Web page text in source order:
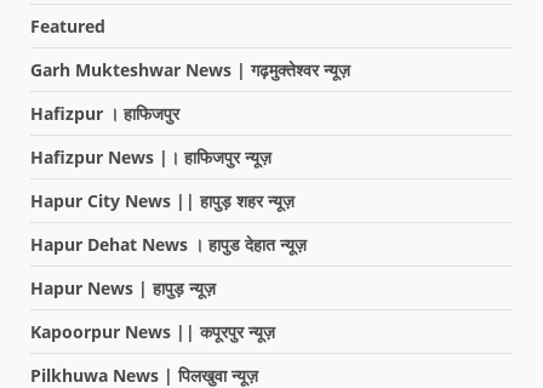
Featured
Garh Mukteshwar News | गढ़मुक्तेश्वर न्यूज़
Hafizpur । हाफिजपुर
Hafizpur News |। हाफिजपुर न्यूज़
Hapur City News || हापुड़ शहर न्यूज़
Hapur Dehat News । हापुड देहात न्यूज़
Hapur News | हापुड़ न्यूज़
Kapoorpur News || कपूरपुर न्यूज़
Pilkhuwa News | पिलखुवा न्यूज़